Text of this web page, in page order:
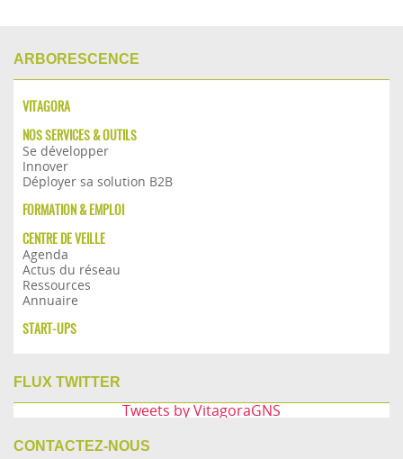
ARBORESCENCE
VITAGORA
NOS SERVICES & OUTILS
Se développer
Innover
Déployer sa solution B2B
FORMATION & EMPLOI
CENTRE DE VEILLE
Agenda
Actus du réseau
Ressources
Annuaire
START-UPS
FLUX TWITTER
Tweets by VitagoraGNS
CONTACTEZ-NOUS